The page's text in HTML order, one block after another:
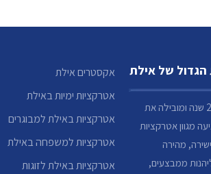
הגדול של אילת
חברת "אטלנטיס", פועלת מזה 20 שנה ומובילה את
מגוון אטרקציות
מהירה
ממבצעים,
אקסטרים אילת
אטרקציות ימיות באילת
אטרקציות באילת למבוגרים
אטרקציות למשפחה באילת
אטרקציות באילת לזוגות